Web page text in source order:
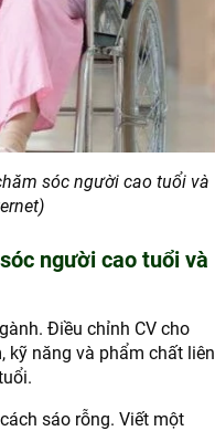
sóc người cao tuổi và
người cao tuổi và
Điều chỉnh CV cho
kỹ năng và phẩm chất liên
sáo rỗng. Viết một